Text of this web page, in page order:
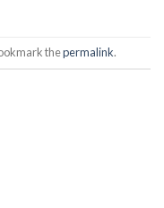
thepermalink.